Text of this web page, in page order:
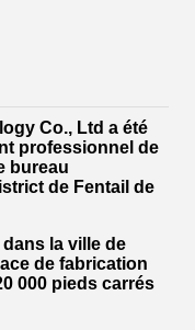
Co., Ltd a été
professionnel de
bureau
de Fentail de
la ville de
de fabrication
000 pieds carrés